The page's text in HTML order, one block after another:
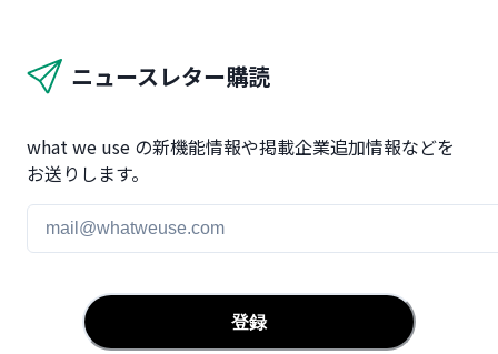
ニュースレター購読
what we use の新機能情報や掲載企業追加情報などを
お送りします。
登録